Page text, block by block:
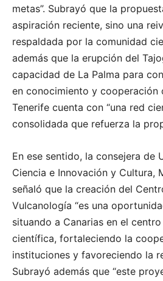
metas”. Subrayó que la
aspiración reciente, sino una
respaldada por la comunidad
además que la erupción del
capacidad de La Palma para
en conocimiento y cooperación
Tenerife cuenta con “una red
consolidada que refuerza la
En ese sentido, la consejera de
Ciencia e Innovación y Cultura,
señaló que la creación del
Vulcanología “es una
situando a Canarias en el
científica, fortaleciendo la
instituciones y favoreciendo la
Subrayó además que “este